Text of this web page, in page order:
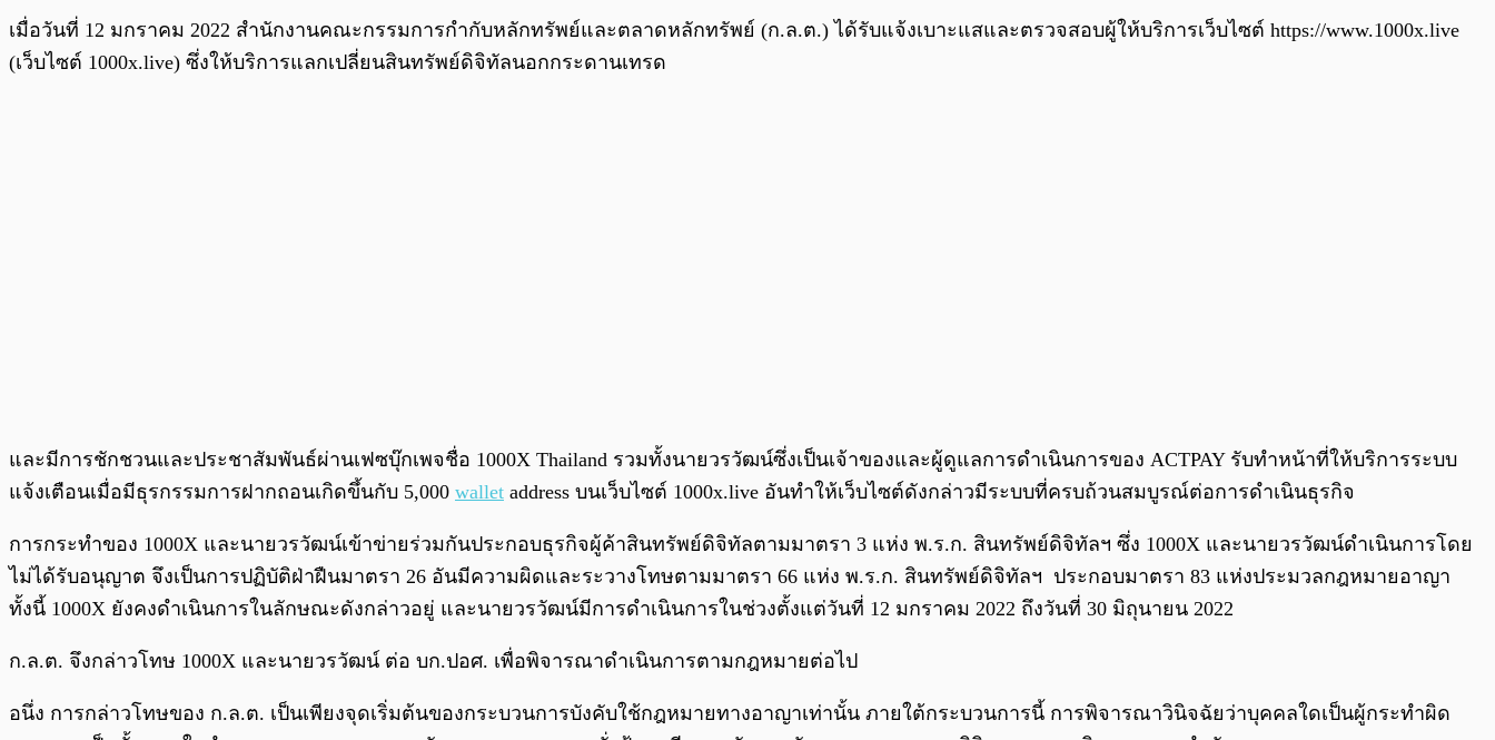
เมื่อวันที่ 12 มกราคม 2022 สำนักงานคณะกรรมการกำกับหลักทรัพย์และตลาดหลักทรัพย์ (ก.ล.ต.) ได้รับแจ้งเบาะแสและตรวจสอบผู้ให้บริการเว็บไซต์ https://www.1000x.live
(เว็บไซต์ 1000x.live) ซึ่งให้บริการแลกเปลี่ยนสินทรัพย์ดิจิทัลนอกกระดานเทรด
และมีการชักชวนและประชาสัมพันธ์ผ่านเฟซบุ๊กเพจชื่อ 1000X Thailand รวมทั้งนายวรวัฒน์ซึ่งเป็นเจ้าของและผู้ดูแลการดำเนินการของ ACTPAY รับทำหน้าที่ให้บริการระบบ
แจ้งเตือนเมื่อมีธุรกรรมการฝากถอนเกิดขึ้นกับ 5,000 wallet address บนเว็บไซต์ 1000x.live อันทำให้เว็บไซต์ดังกล่าวมีระบบที่ครบถ้วนสมบูรณ์ต่อการดำเนินธุรกิจ
การกระทำของ 1000X และนายวรวัฒน์เข้าข่ายร่วมกันประกอบธุรกิจผู้ค้าสินทรัพย์ดิจิทัลตามมาตรา 3 แห่ง พ.ร.ก. สินทรัพย์ดิจิทัลฯ ซึ่ง 1000X และนายวรวัฒน์ดำเนินการโดย
ไม่ได้รับอนุญาต จึงเป็นการปฏิบัติฝ่าฝืนมาตรา 26 อันมีความผิดและระวางโทษตามมาตรา 66 แห่ง พ.ร.ก. สินทรัพย์ดิจิทัลฯ ประกอบมาตรา 83 แห่งประมวลกฎหมายอาญา
ทั้งนี้ 1000X ยังคงดำเนินการในลักษณะดังกล่าวอยู่ และนายวรวัฒน์มีการดำเนินการในช่วงตั้งแต่วันที่ 12 มกราคม 2022 ถึงวันที่ 30 มิถุนายน 2022
ก.ล.ต. จึงกล่าวโทษ 1000X และนายวรวัฒน์ ต่อ บก.ปอศ. เพื่อพิจารณาดำเนินการตามกฎหมายต่อไป
อนึ่ง การกล่าวโทษของ ก.ล.ต. เป็นเพียงจุดเริ่มต้นของกระบวนการบังคับใช้กฎหมายทางอาญาเท่านั้น ภายใต้กระบวนการนี้ การพิจารณาวินิจฉัยว่าบุคคลใดเป็นผู้กระทำผิด